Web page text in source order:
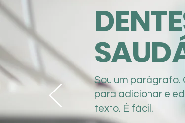
Sou um parágrafo.
para adicionar e
texto. É fácil.